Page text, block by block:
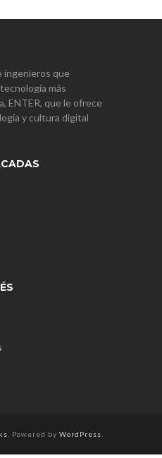
ingenieros que
más
ENTER, que le ofrece
y cultura digital
. Powered by WordPress